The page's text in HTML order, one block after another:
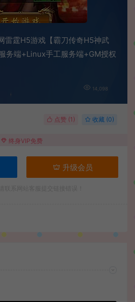
雷霆H5游戏【霸刀传奇H5神武
务端+Linux手工服务端+GM授权
14,098
点赞 (1 ) 收藏 (0)
终身VIP免费
升级会员